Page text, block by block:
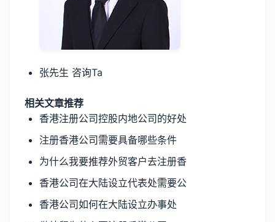
张先生 咨询Ta
相关文章推荐
香港注册公司控股内地公司的好处
注册香港公司需要具备哪些条件
为什么我要推荐外贸客户去注册香
香港公司在大陆设立代表处需要公
香港公司如何在大陆设立办事处